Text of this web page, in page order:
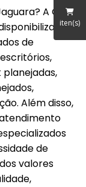
iten(s)
A GSP
de
Além disso,
de
valores